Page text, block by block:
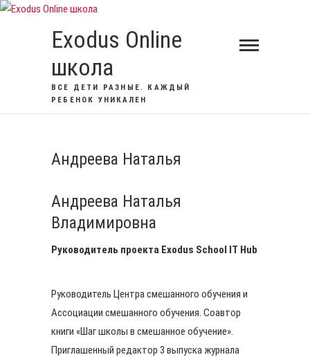
Перейти
содержимомуExodus Online
школа
ВСЕ ДЕТИ РАЗНЫЕ. КАЖДЫЙ
РЕБЕНОК УНИКАЛЕН
Андреева Наталья
Андреева Наталья
Владимировна
Руководитель проекта Exodus School IT Hub
Руководитель Центра смешанного обучения и
Ассоциации смешанного обучения. Соавтор
книги «Шаг школы в смешанное обучение».
Приглашенный редактор 3 выпуска журнала